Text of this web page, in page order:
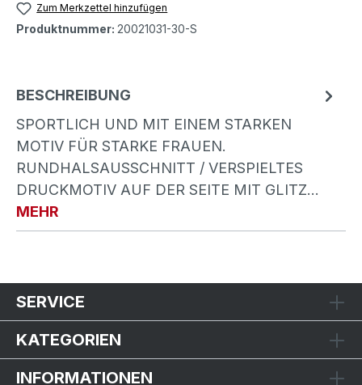
Zum Merkzettel hinzufügen
Produktnummer: 20021031-30-S
BESCHREIBUNG
SPORTLICH UND MIT EINEM STARKEN
MOTIV FÜR STARKE FRAUEN.
RUNDHALSAUSSCHNITT / VERSPIELTES
DRUCKMOTIV AUF DER SEITE MIT GLITZ…
MEHR
SERVICE
KATEGORIEN
INFORMATIONEN